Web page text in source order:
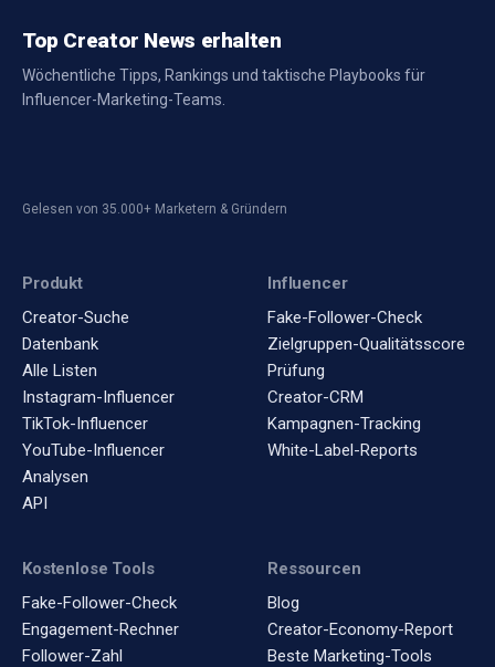
Top Creator News erhalten
Wöchentliche Tipps, Rankings und taktische Playbooks für
Influencer-Marketing-Teams.
Gelesen von 35.000+ Marketern & Gründern
Produkt
Creator-Suche
Datenbank
Alle Listen
Instagram-Influencer
TikTok-Influencer
YouTube-Influencer
Analysen
API
Influencer
Fake-Follower-Check
Zielgruppen-Qualitätsscore
Prüfung
Creator-CRM
Kampagnen-Tracking
White-Label-Reports
Kostenlose Tools
Fake-Follower-Check
Engagement-Rechner
Follower-Zahl
Ressourcen
Blog
Creator-Economy-Report
Beste Marketing-Tools